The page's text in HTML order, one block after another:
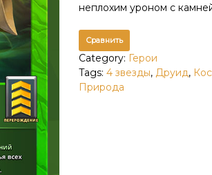
неплохим уроном с
Сравнить
Category: Герои
Tags: 4 звезды, Друид,
Природа